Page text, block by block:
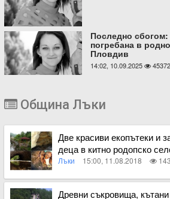
Последно
погребана в
Пловдив
14:02, 10.09.2025 45372
Община Лъки
Две красиви екопътеки и
деца в китно родопско
Пловдив СНИМКИ
Лъки 15:00, 11.08.2018
Вижте пълното съдържание
Древни съкровища,